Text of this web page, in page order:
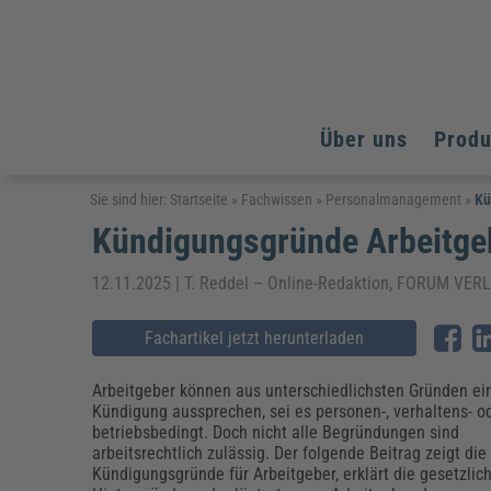
Über uns
Arbeitsschutz
Fachpublikationen & Arbeitshilfen
Arbeitssicherheit & Gesundheitsschutz
Brandschutz
Weiterbildungen (AKADEMIE HERKERT)
Assistenz & Office-Management
Baurecht & Architektenrecht
Energieoptimiertes & klimaneutrales Bauen
Fachpublikationen & Arbeitshilfen
Kinderschutz, Jugendhilfe & Inklusion
Datenschutz & IT-Recht
Datenschutz & IT-Sicherheit
Elektrosicherheit
Elektrosicherheit & Elektrotechnik
Energie und Umwelt
Fachpublikationen & Arbeitshilfen
Weiterbildungen (AKADEMIE HERKERT)
Arbeitsschutz
Bildung und Erziehung
Energie und Umwelt
Kommunales
Reisekosten und Finanzen
Arbeitsschutz
Bildung und Erziehung
Energie und Umwelt
Kommunales
Reisekosten und Finanzen
Sie sind hier: Startseite » Fachwissen » Personalmanagement »
Kündigungsgründe
12.11.2025 | T. Reddel – Online-Redaktion, FORUM
Fachartikel jetzt herunterladen
Arbeitgeber können aus unterschiedlichsten Gründen
Kündigung aussprechen, sei es personen-, verhaltens-
betriebsbedingt. Doch nicht alle Begründungen sind
arbeitsrechtlich zulässig. Der folgende Beitrag zeigt
Kündigungsgründe für Arbeitgeber, erklärt die